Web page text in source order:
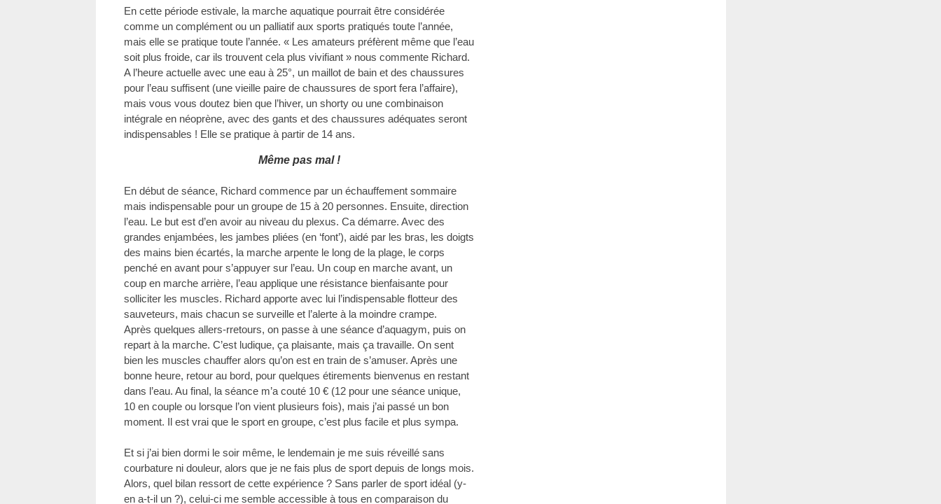
En cette période estivale, la marche aquatique pourrait être considérée
comme un complément ou un palliatif aux sports pratiqués toute l’année,
mais elle se pratique toute l’année. « Les amateurs préfèrent même que l’eau
soit plus froide, car ils trouvent cela plus vivifiant » nous commente Richard.
A l’heure actuelle avec une eau à 25°, un maillot de bain et des chaussures
pour l’eau suffisent (une vieille paire de chaussures de sport fera l’affaire),
mais vous vous doutez bien que l’hiver, un shorty ou une combinaison
intégrale en néoprène, avec des gants et des chaussures adéquates seront
indispensables ! Elle se pratique à partir de 14 ans.
Même pas mal !
En début de séance, Richard commence par un échauffement sommaire
mais indispensable pour un groupe de 15 à 20 personnes. Ensuite, direction
l’eau. Le but est d’en avoir au niveau du plexus. Ca démarre. Avec des
grandes enjambées, les jambes pliées (en ‘font’), aidé par les bras, les doigts
des mains bien écartés, la marche arpente le long de la plage, le corps
penché en avant pour s’appuyer sur l’eau. Un coup en marche avant, un
coup en marche arrière, l’eau applique une résistance bienfaisante pour
solliciter les muscles. Richard apporte avec lui l’indispensable flotteur des
sauveteurs, mais chacun se surveille et l’alerte à la moindre crampe.
Après quelques allers-rretours, on passe à une séance d’aquagym, puis on
repart à la marche. C’est ludique, ça plaisante, mais ça travaille. On sent
bien les muscles chauffer alors qu’on est en train de s’amuser. Après une
bonne heure, retour au bord, pour quelques étirements bienvenus en restant
dans l’eau. Au final, la séance m’a couté 10 € (12 pour une séance unique,
10 en couple ou lorsque l’on vient plusieurs fois), mais j’ai passé un bon
moment. Il est vrai que le sport en groupe, c’est plus facile et plus sympa.
Et si j’ai bien dormi le soir même, le lendemain je me suis réveillé sans
courbature ni douleur, alors que je ne fais plus de sport depuis de longs mois.
Alors, quel bilan ressort de cette expérience ? Sans parler de sport idéal (y-
en a-t-il un ?), celui-ci me semble accessible à tous en comparaison du